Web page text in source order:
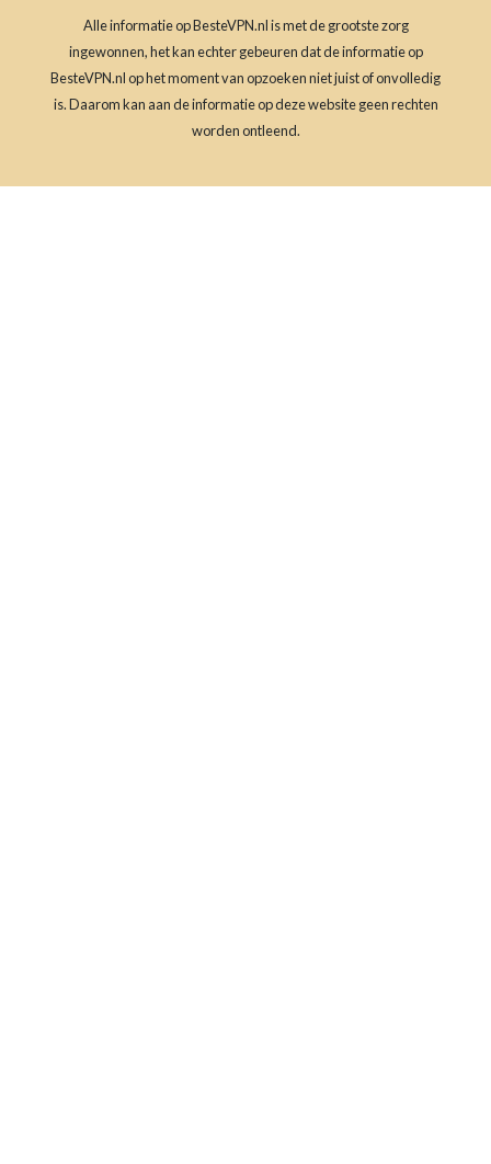
Alle informatie op BesteVPN.nl is met de grootste zorg
ingewonnen, het kan echter gebeuren dat de informatie op
BesteVPN.nl op het moment van opzoeken niet juist of onvolledig
is. Daarom kan aan de informatie op deze website geen rechten
worden ontleend.